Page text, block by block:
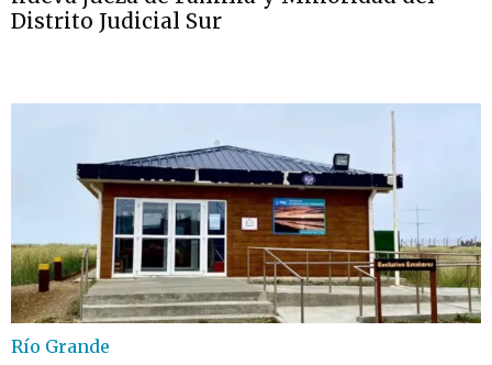
Distrito Judicial Sur
Río Grande